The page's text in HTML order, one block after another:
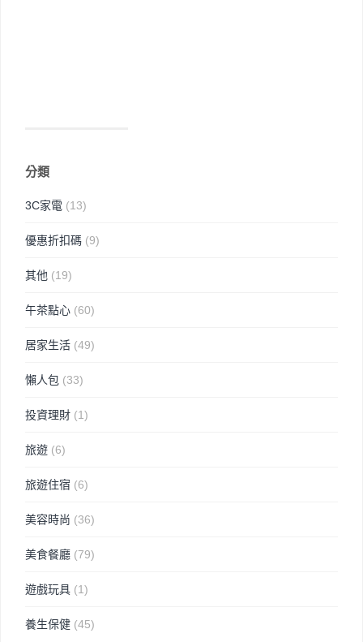
分類
3C家電 (13)
優惠折扣碼 (9)
其他 (19)
午茶點心 (60)
居家生活 (49)
懶人包 (33)
投資理財 (1)
旅遊 (6)
旅遊住宿 (6)
美容時尚 (36)
美食餐廳 (79)
遊戲玩具 (1)
養生保健 (45)